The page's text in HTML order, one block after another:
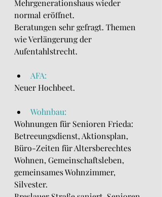
Mehrgenerationshaus wieder
normal eröffnet.
Beratungen sehr gefragt. Themen
wie Verlängerung der
Aufentahlstrecht.
AFA:
Neuer Hochbeet.
Wohnbau:
Wohnungen für Senioren Frieda:
Betreeungsdienst, Aktionsplan,
Büro-Zeiten für Altersberechtes
Wohnen, Gemeinschaftsleben,
gemeinsames Wohnzimmer,
Silvester.